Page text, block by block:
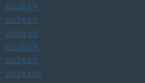
2022年5月
2022年4月
2022年3月
2022年2月
2022年1月
2021年12月